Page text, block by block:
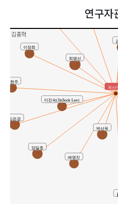
연구자
김종혁
김경숙
김은경
박선욱
배명진
양일호
이장희
이진숙(JinSook Lee)
전현주
최명선
유사